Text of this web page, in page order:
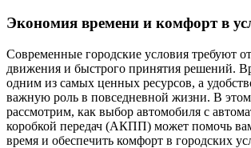
Экономия времени и комфорт в
Современные городские условия требуют
движения и быстрого принятия решений.
одним из самых ценных ресурсов, а
важную роль в повседневной жизни. В
рассмотрим, как выбор автомобиля с
коробкой передач (АКПП) может помочь
время и обеспечить комфорт в городских